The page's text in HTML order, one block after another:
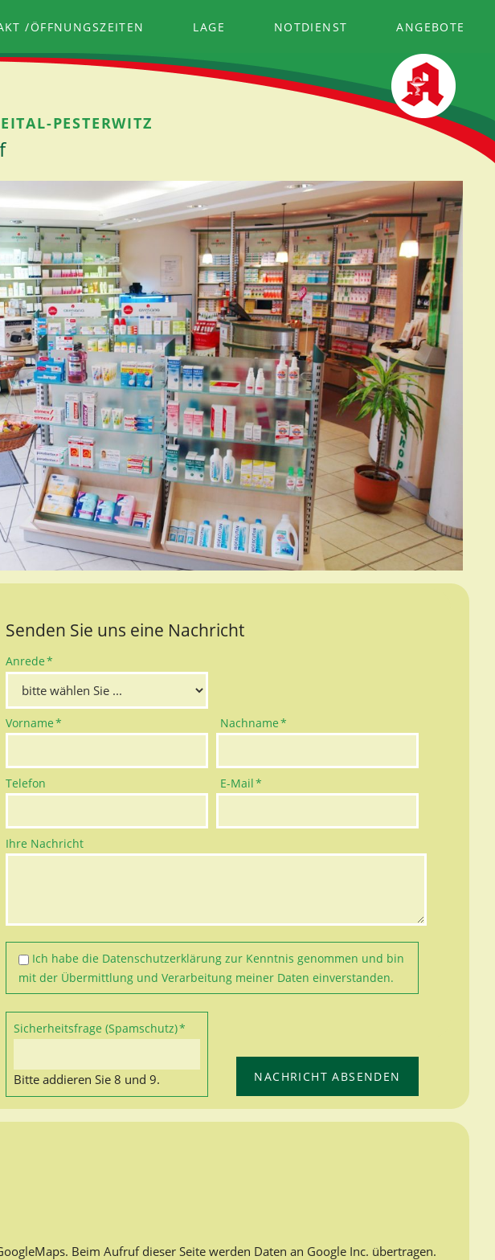
/ÖFFNUNGSZEITEN LAGE NOTDIENST ANGEBOTE
PESTERWITZ
Senden Sie uns eine Nachricht
Pflichtfeld
Anrede*
Pflichtfeld
Vorname* Pflichtfeld
Nachname*
Telefon Pflichtfeld
E-Mail*
Ihre Nachricht
Ich habe die Datenschutzerklärungzur Kenntnis genommen und bin
mit der Übermittlung und Verarbeitung meiner Daten einverstanden.
Pflichtfeld
Sicherheitsfrage (Spamschutz)*
Bitte addieren Sie 8 und 9. NACHRICHT ABSENDEN
Beim Aufruf dieser Seite werden Daten an Google Inc. übertragen.